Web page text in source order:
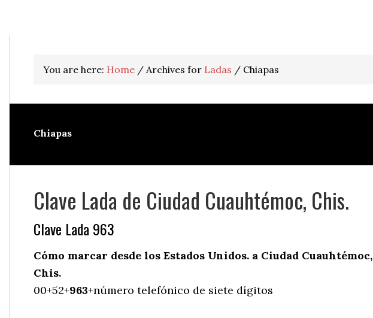
You are here: Home / Archives for Ladas / Chiapas
Chiapas
Clave Lada de Ciudad Cuauhtémoc, Chis.
Clave Lada 963
Cómo marcar desde los Estados Unidos. a Ciudad Cuauhtémoc,
Chis.
00+52+963+número telefónico de siete dígitos